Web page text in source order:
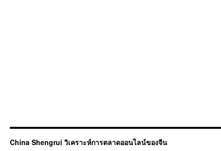
China Shengrui วิเคราะห์การตลาดออนไลน์ของจีน